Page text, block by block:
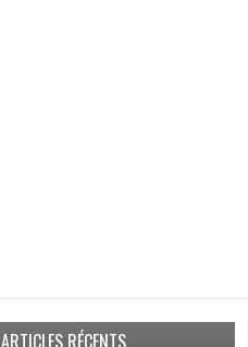
ARTICLES RÉCENTS